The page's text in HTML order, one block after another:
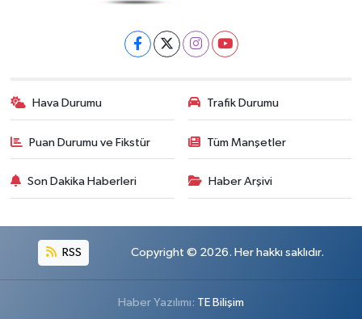
Hava Durumu Trafik Durumu
Puan Durumu ve Fikstür Tüm Manşetler
Son Dakika Haberleri Haber Arşivi
RSS Copyright © 2026. Her hakkı saklıdır.
Haber Yazılımı: TE Bilişim